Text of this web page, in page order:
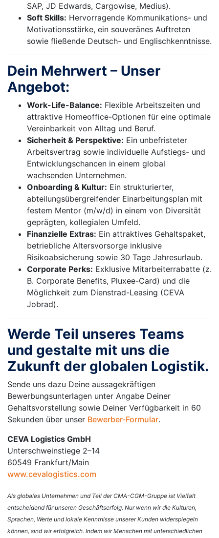
SAP, JD Edwards, Cargowise, Medius).
Soft Skills: Hervorragende Kommunikations- und
Motivationsstärke, ein souveränes Auftreten
sowie fließende Deutsch- und Englischkenntnisse.
Dein Mehrwert – Unser
Angebot:
Work-Life-Balance: Flexible Arbeitszeiten und
attraktive Homeoffice-Optionen für eine optimale
Vereinbarkeit von Alltag und Beruf.
Sicherheit & Perspektive: Ein unbefristeter
Arbeitsvertrag sowie individuelle Aufstiegs- und
Entwicklungschancen in einem global
wachsenden Unternehmen.
Onboarding & Kultur: Ein strukturierter,
abteilungsübergreifender Einarbeitungsplan mit
festem Mentor (m/w/d) in einem von Diversität
geprägten, kollegialen Umfeld.
Finanzielle Extras: Ein attraktives Gehaltspaket,
betriebliche Altersvorsorge inklusive
Risikoabsicherung sowie 30 Tage Jahresurlaub.
Corporate Perks: Exklusive Mitarbeiterrabatte (z.
B. Corporate Benefits, Pluxee-Card) und die
Möglichkeit zum Dienstrad-Leasing (CEVA
Jobrad).
Werde Teil unseres Teams
und gestalte mit uns die
Zukunft der globalen Logistik.
Sende uns dazu Deine aussagekräftigen
Bewerbungsunterlagen unter Angabe Deiner
Gehaltsvorstellung sowie Deiner Verfügbarkeit in 60
Sekunden über unser Bewerber-Formular.
CEVA Logistics GmbH
Unterschweinstiege 2–14
60549 Frankfurt/Main
www.cevalogistics.com
Als globales Unternehmen und Teil der CMA-CGM-Gruppe ist Vielfalt
entscheidend für unseren Geschäftserfolg. Nur wenn wir die Kulturen,
Sprachen, Werte und lokale Kenntnisse unserer Kunden widerspiegeln
können, sind wir erfolgreich. Indem wir Menschen mit unterschiedlichen